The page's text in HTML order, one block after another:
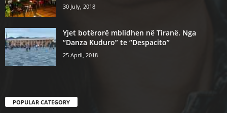
30 July, 2018
Yjet botërorë mblidhen në Tiranë. Nga
“Danza Kuduro” te “Despacito”
25 April, 2018
POPULAR CATEGORY